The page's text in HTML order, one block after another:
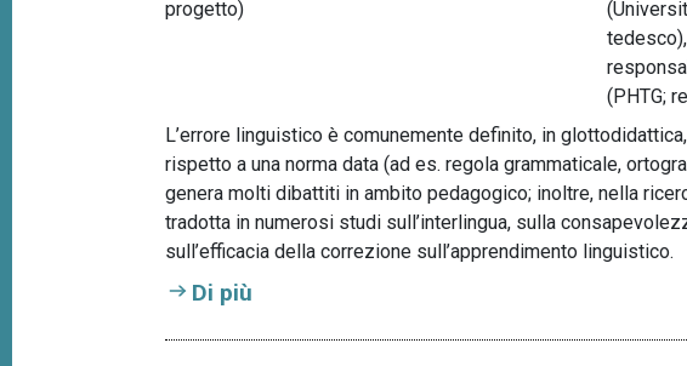
progetto)
(PHTG;
L’errore linguistico è comunemente definito, in
rispetto a una norma data (ad es. regola grammaticale,
genera molti dibattiti in ambito pedagogico; inoltre, nella
tradotta in numerosi studi sull’interlingua, sulla
sull’efficacia della correzione sull’apprendimento linguistico.
Di più